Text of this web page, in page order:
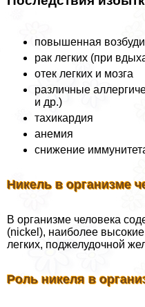
повышенная
paк легких (при
отек легких и мозга
различные
и др.)
тахикардия
анемия
снижение
Никель в организме
В организме человека
(nickel), наиболее
легких, поджелудочной
Роль никеля в